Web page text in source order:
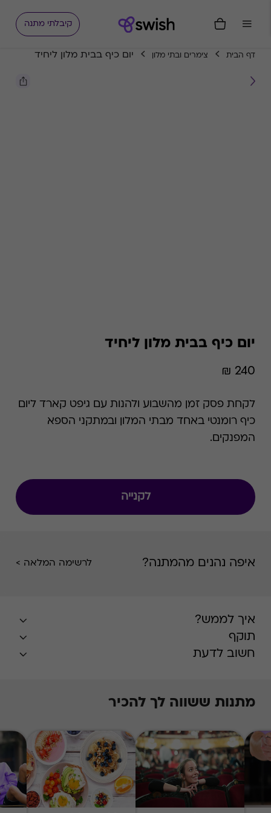
קיבלתי מתנה
דף הבית צימרים ובתי מלון יום כיף בבית מלון ליחיד
יום כיף בבית מלון ליחיד
240 ₪
לקחת פסק זמן מהשבוע ולהנות עם גיפט קארד ליום
כיף רומנטי באחד מבתי המלון ובמתקני הספא
המפנקים.
לקנייה
איפה נהנים מהמתנה? לרשימה המלאה >
איך לממש?
תוקף
חשוב לדעת
* בעונת השיא, חודשים יולי-אוגוסט, הזמנת
האירוח על בסיס מקום פנוי במרבית המלונות,
ותידרש תוספת תשלום על פי
המפורטבאתרSwish
.התשלום עבור התוספת
מתנות ששווה לך להכיר